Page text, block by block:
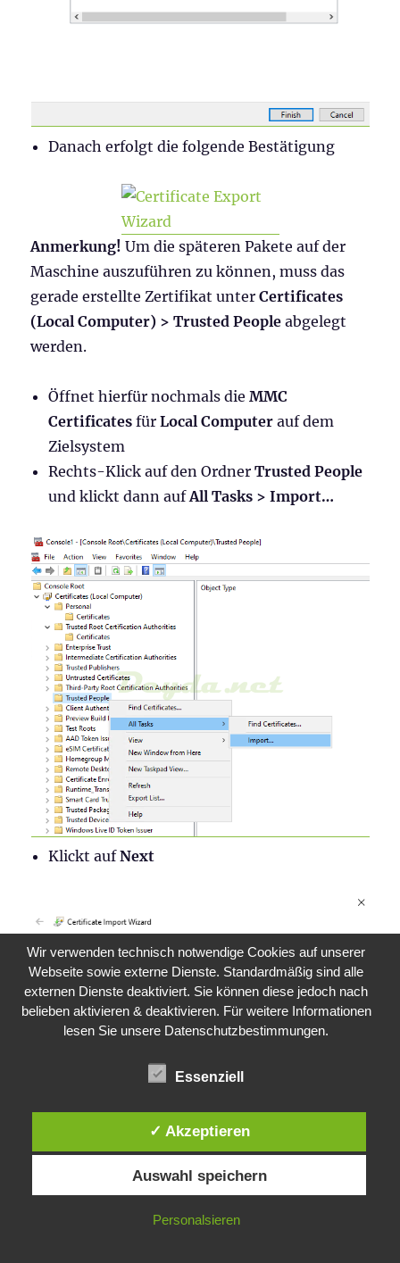
Danach erfolgt die folgende Bestätigung
Anmerkung! Um die späteren Pakete auf der
Maschine auszuführen zu können, muss das
gerade erstellte Zertifikat unterCertificates
(Local Computer) > Trusted People abgelegt
werden.
Öffnet hierfür nochmals dieMMC
Certificates fürLocal Computer auf dem
Zielsystem
Rechts-Klick auf den OrdnerTrusted People
und klickt dann aufAll Tasks > Import…
Klickt aufNext
Wir verwenden technisch notwendige Cookies auf unserer
Webseite sowie externe Dienste. Standardmäßig sind alle
externen Dienste deaktiviert. Sie können diese jedoch nach
belieben aktivieren & deaktivieren. Für weitere Informationen
lesen Sie unsere Datenschutzbestimmungen.
Essenziell
✓ Akzeptieren
Auswahl speichern
Personalsieren